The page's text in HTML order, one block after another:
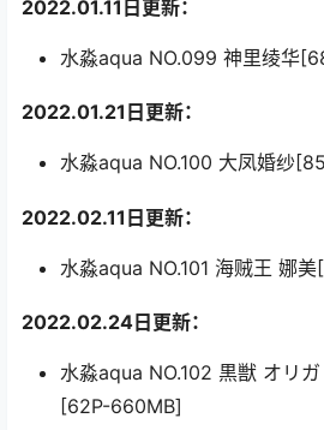
2022.01.11日更新：
水淼aqua NO.099 神里绫华
2022.01.21日更新：
水淼aqua NO.100 大凤婚纱
2022.02.11日更新：
水淼aqua NO.101 海贼王 娜
2022.02.24日更新：
水淼aqua NO.102 黒獣 オリ
[62P-660MB]